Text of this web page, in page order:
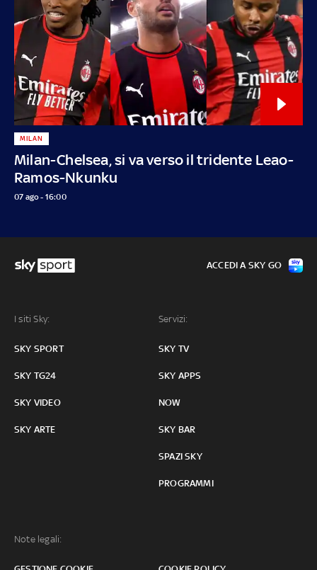
Milan-Chelsea, si va verso il tridente Leao-
Ramos-Nkunku
MILAN
07 ago - 16:00
I siti Sky:
SKY SPORT
SKY TG24
SKY VIDEO
SKY ARTE
Servizi:
SKY TV
SKY APPS
NOW
SKY BAR
SPAZI SKY
PROGRAMMI
Note legali:
ACCEDI A SKY GO